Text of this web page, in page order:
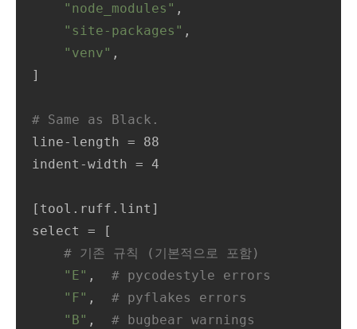
"node_modules" ,
"site-packages" ,
"venv" ,
]
# Same as Black.
line-length = 88
indent-width = 4
[tool.ruff.lint]
select = [
# 기존 규칙 (기본적으로 포함)
"E" , # pycodestyle errors
"F" , # pyflakes errors
"B" , # bugbear warnings